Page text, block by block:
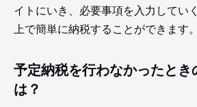
イトにいき、必要事項を入力してい
上で簡単に納税することができます。
予定納税を行わなかったとき
は？